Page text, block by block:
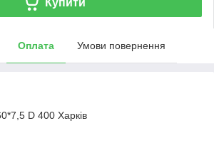
Оплата Умови повернення
D 400 Харків